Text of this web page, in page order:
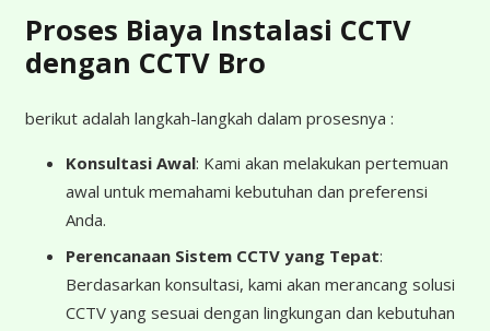
Proses Biaya Instalasi CCTV
dengan CCTV Bro
berikut adalah langkah-langkah dalam prosesnya :
Konsultasi Awal: Kami akan melakukan pertemuan
awal untuk memahami kebutuhan dan preferensi
Anda.
Perencanaan Sistem CCTV yang Tepat:
Berdasarkan konsultasi, kami akan merancang solusi
CCTV yang sesuai dengan lingkungan dan kebutuhan